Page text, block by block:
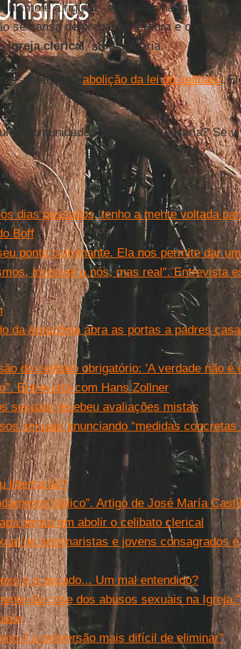
e a rigidez, em parte, na Igreja.
se cansa de pregar “a ternura e o encontro
Igreja clerical, só e solitária.
esperemos aabolição da lei do celibato.
comunidade fraternal e igualitária? Se
dias passados, tenho a mente voltada
Boff
ponto culminante. Ela nos permite dar
invisível a nós, mas real". Entrevista
da Amazônia abra as portas a padres
do celibato obrigatório: 'A verdade não é
Entrevista com Hans Zollner
sexuais recebeu avaliações mistas
sexuais anunciando “medidas concretas
libertação?
bíblico”. Artigo de José María
pensa em abolir o celibato clerical
de seminaristas e jovens consagrados e
e o pecado... Um mal entendido?
da crise dos abusos sexuais na Igreja.''
é a perversão mais difícil de eliminar''